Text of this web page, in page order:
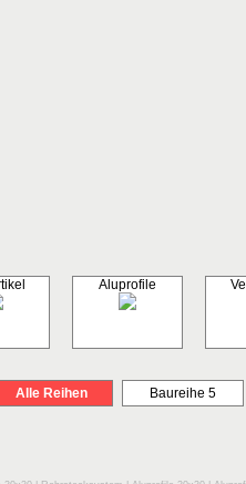
Aluprofile
Alle Reihen Baureihe 5